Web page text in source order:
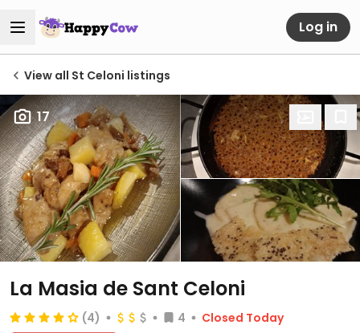
Log in
View all St Celoni listings
17
La Masia de Sant Celoni
(4) 4
Closed Today